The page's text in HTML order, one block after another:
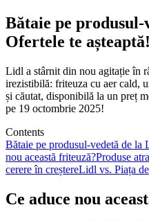
Bătaie pe
Ofertele te așteaptă!
Lidl a stârnit din nou agitație în
irezistibilă: friteuza cu aer cald,
și căutat, disponibilă la un preț
pe 19 octombrie 2025!
Contents
Bătaie pe produsul-vedetă de la
nou această friteuză?Produse
cerere în creștereLidl vs. Piața
Ce aduce nou